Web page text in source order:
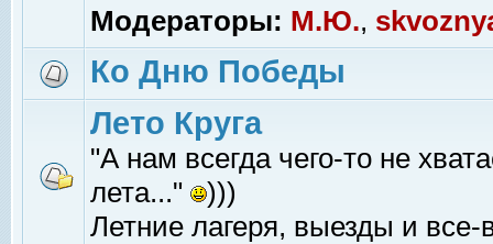
Модераторы: М.Ю.,
Ко Дню Победы
Лето Круга
"А нам всегда чего-то не
лета..."
)))
Летние лагеря, выезды и все-